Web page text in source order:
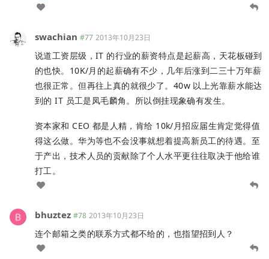
swachian #77 2013年10月23日
说道工资层级，IT 的行业的薪资特点是起薪高，天花板碰到
的也快。10K/月的起薪确有不少，几年后涨到二三十万年薪
也很正常。但再往上真的就很少了。40w 以上光靠薪水能达
到的 IT 员工是凤毛麟角。所以倒挂现象确有发生。
资本家和 CEO 都是人精，肯给 10k/月招应届生肯定觉得值
得这么做。华为等也不会没事就想着提高新员工的待遇。至
于产出，技术人员的贡献除了个人水平更往往取决于他给谁
打工。
bhuztez #78 2013年10月23日
连个邮箱之类的联系方式都不给的，也指望招到人？